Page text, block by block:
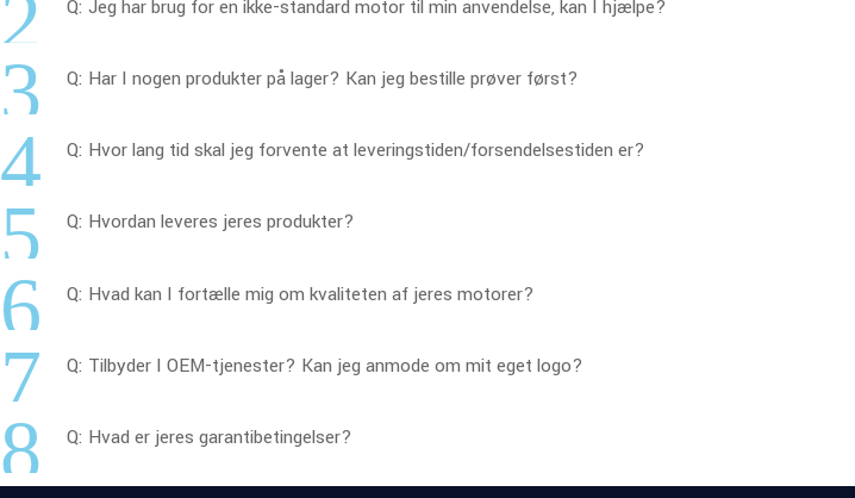
2 Q: Jeg har brug for en ikke-standard motor til min anvendelse, kan I hjælpe?
3 Q: Har I nogen produkter på lager? Kan jeg bestille prøver først?
4 Q: Hvor lang tid skal jeg forvente at leveringstiden/forsendelsestiden er?
5 Q: Hvordan leveres jeres produkter?
6 Q: Hvad kan I fortælle mig om kvaliteten af ​​jeres motorer?
7 Q: Tilbyder I OEM-tjenester? Kan jeg anmode om mit eget logo?
8 Q: Hvad er jeres garantibetingelser?